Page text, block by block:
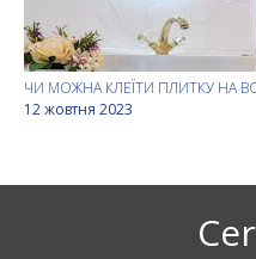
ЧИ МОЖНА КЛЕЇТИ ПЛИТКУ НА
12 жовтня 2023